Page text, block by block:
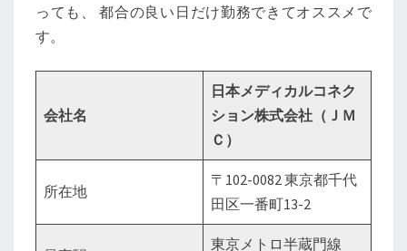
っても、 都合の良い日だけ勤務できてオススメで
す。
会社名
日本メディカルコネク
ション株式会社（ＪＭ
Ｃ）
所在地
〒102-0082 東京都千代
田区一番町13-2
東京メトロ半蔵門線